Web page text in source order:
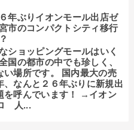
年ぶりイオンモール出店ゼ
市のコンパクトシティ移行
ショッピングモールはいく
国の都市の中でも珍しく、
い場所です。 国内最大の売
、なんと２６年ぶりに新規出
を呼んでいます！ →イオン
人...